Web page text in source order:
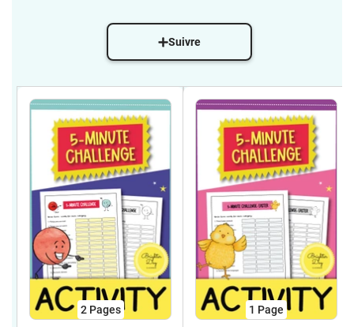
Suivre
2 Pages 1 Page